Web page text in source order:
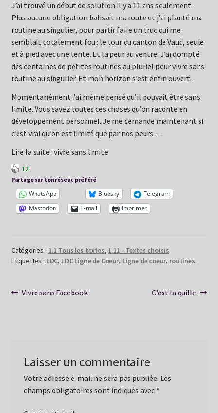
J’ai trouvé un début de solution il y a 11 ans seulement.
Plus aucune obligation balisait ma route et j’ai planté ma
routine au singulier, pour partir faire un truc qui me
semblait totalement fou : le tour du canton de Vaud, seule
et à pied avec une tente. Et la peur au ventre. J’ai dompté
des centaines de petites routines au pluriel pour vivre sans
routine au singulier. Et mon horizon s’est enfin ouvert.
Momentanément j’ai même pensé qu’il pouvait être sans
limite. Vous savez toutes ces choses qu’on raconte en
développement personnel. Je me demande maintenant si
c’est vrai qu’on est limité que par nos peurs ….
Lire la suite : vivre sans limite
12
Partage sur ton réseau préféré
WhatsApp Bluesky
Telegram
Mastodon
E-mail Imprimer
Catégories : 1.1 Tous les textes, 1.11 - Textes choisis
Étiquettes : LDC, LDC Ligne de Coeur, Ligne de coeur, routines
Navigation
Article
Vivre sans Facebook
Article
C’est la quille
Laisser un commentaire
Votre adresse e-mail ne sera pas publiée. Les
champs obligatoires sont indiqués avec *